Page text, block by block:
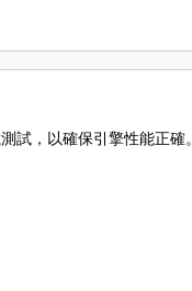
試，以確保引擎性能正確。